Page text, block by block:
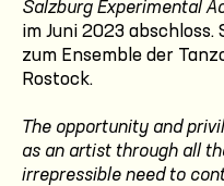
Salzburg Experimental
im Juni 2023
zum Ensemble der
Rostock.
The opportunity and
as an artist through all
irrepressible need to